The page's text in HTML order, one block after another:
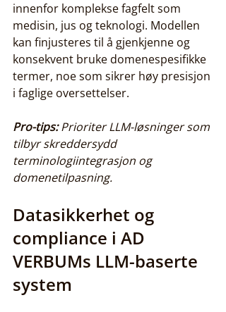
innenfor komplekse fagfelt som
medisin, jus og teknologi. Modellen
kan finjusteres til å gjenkjenne og
konsekvent bruke domenespesifikke
termer, noe som sikrer høy presisjon
i faglige oversettelser.
Pro-tips: Prioriter LLM-løsninger som
tilbyr skreddersydd
terminologiintegrasjon og
domenetilpasning.
Datasikkerhet og
compliance i AD
VERBUMs LLM-baserte
system